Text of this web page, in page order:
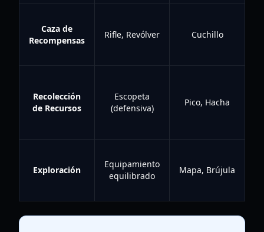
Caza de
Recompensas
Rifle, Revólver Cuchillo
Recolección
de Recursos
Escopeta
(defensiva)
Pico, Hacha
Exploración
Equipamiento
equilibrado
Mapa, Brújula